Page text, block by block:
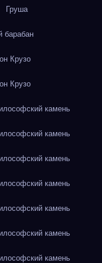
Груша
барабан
Крузо
Крузо
камень
камень
камень
камень
камень
камень
камень